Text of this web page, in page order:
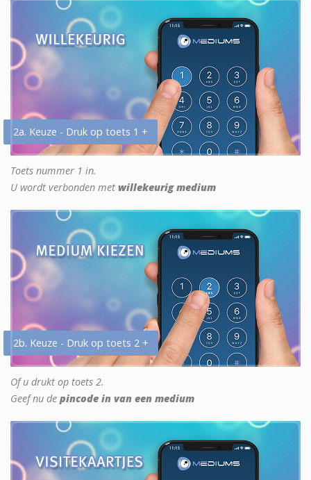
2a. Keuze - Druk op toets 1 +
Toets nummer 1 in.
U wordt verbonden met willekeurig medium
2b. Keuze - Druk op toets 2 +
Of u drukt op toets 2.
Geef nu de pincode in van een medium